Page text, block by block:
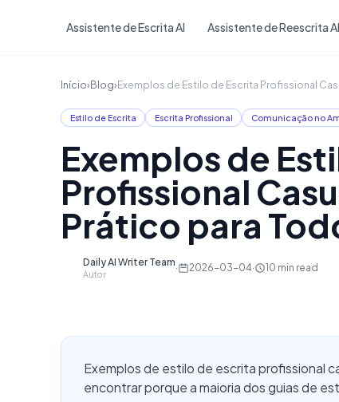
Assistente de Escrita AI Assistente de Reescrita AI
Início›Blog›Exemplos de Estilo de Escrita Profissional
Estilo de Escrita Escrita Profissional Comunicação no
Exemplos de
Profissional
Prático para
Daily AI Writer Team
Autor
· 2026-03-04· 10 min read
Exemplos de estilo de escrita profissional
encontrar porque a maioria dos guias de